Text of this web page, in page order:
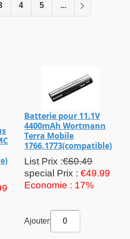
4 5 ...
Batterie pour 11.1V
4400mAh Wortmann
Terra Mobile
1766,1773(compatible)
List Prix :€60.49
special Prix : €49.99
Economie : 17%
Ajouter: 0